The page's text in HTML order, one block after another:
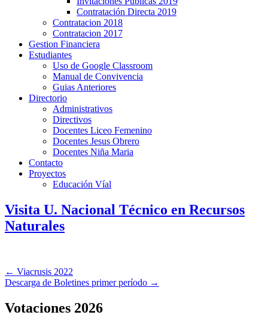
Contratación Directa 2019
Contratacion 2018
Contratacion 2017
Gestion Financiera
Estudiantes
Uso de Google Classroom
Manual de Convivencia
Guias Anteriores
Directorio
Administrativos
Directivos
Docentes Liceo Femenino
Docentes Jesus Obrero
Docentes Niña Maria
Contacto
Proyectos
Educación Víal
Visita U. Nacional Técnico en Recursos
Naturales
Navegación
de
entradas
← Viacrusis 2022
Descarga de Boletines primer período →
Votaciones 2026